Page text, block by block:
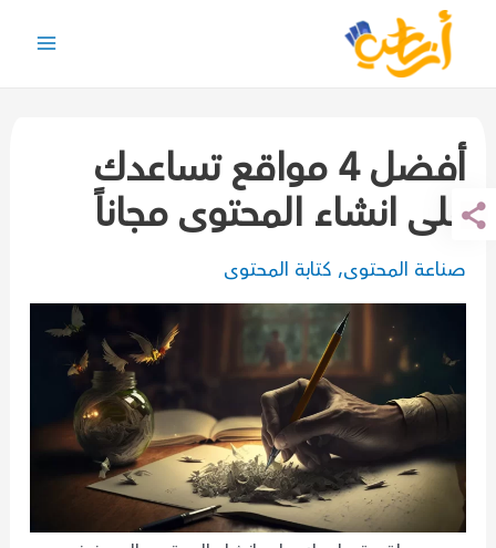
تخطي
أفضل 4 مواقع تساعدك
على انشاء المحتوى مجاناً
صناعة المحتوى, كتابة المحتوى